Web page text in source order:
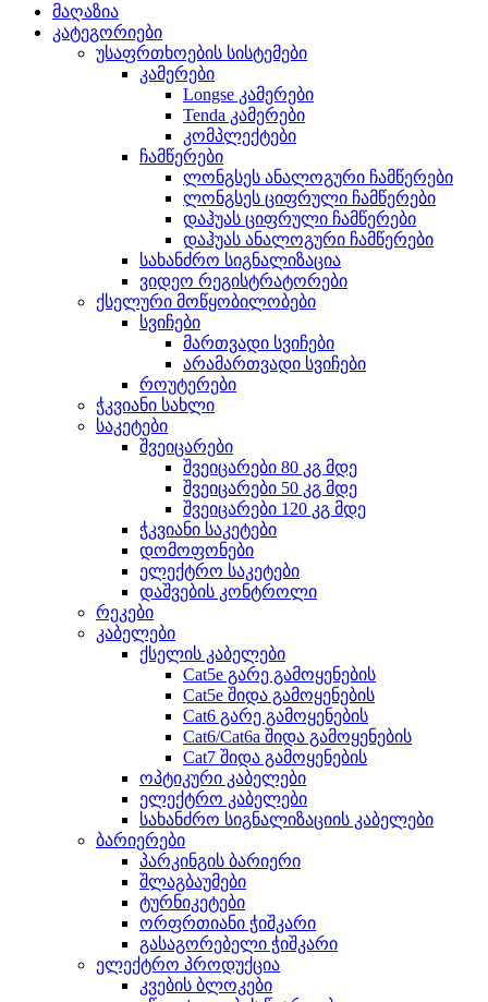
მაღაზია
კატეგორიები
უსაფრთხოების სისტემები
კამერები
Longse კამერები
Tenda კამერები
კომპლექტები
ჩამწერები
ლონგსეს ანალოგური ჩამწერები
ლონგსეს ციფრული ჩამწერები
დაჰუას ციფრული ჩამწერები
დაჰუას ანალოგური ჩამწერები
სახანძრო სიგნალიზაცია
ვიდეო რეგისტრატორები
ქსელური მოწყობილობები
სვიჩები
მართვადი სვიჩები
არამართვადი სვიჩები
როუტერები
ჭკვიანი სახლი
საკეტები
შვეიცარები
შვეიცარები 80 კგ მდე
შვეიცარები 50 კგ მდე
შვეიცარები 120 კგ მდე
ჭკვიანი საკეტები
დომოფონები
ელექტრო საკეტები
დაშვების კონტროლი
რეკები
კაბელები
ქსელის კაბელები
Cat5e გარე გამოყენების
Cat5e შიდა გამოყენების
Cat6 გარე გამოყენების
Cat6/Cat6a შიდა გამოყენების
Cat7 შიდა გამოყენების
ოპტიკური კაბელები
ელექტრო კაბელები
სახანძრო სიგნალიზაციის კაბელები
ბარიერები
პარკინგის ბარიერი
შლაგბაუმები
ტურნიკეტები
ორფრთიანი ჭიშკარი
გასაგორებელი ჭიშკარი
ელექტრო პროდუქცია
კვების ბლოკები